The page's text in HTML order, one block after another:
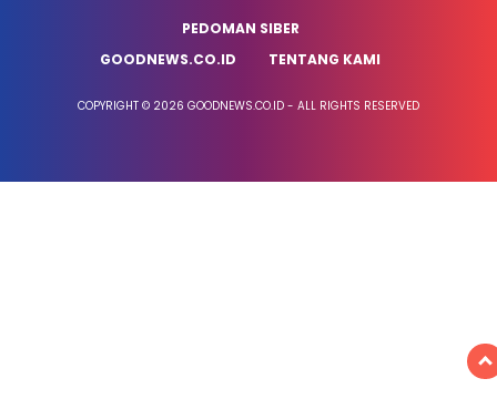
PEDOMAN SIBER
GOODNEWS.CO.ID
TENTANG KAMI
COPYRIGHT © 2026 GOODNEWS.CO.ID - ALL RIGHTS RESERVED